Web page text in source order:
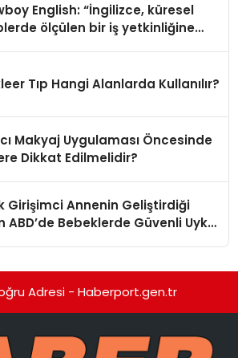
English: “İngilizce, küresel
ölçülen bir iş yetkinliğine
Tıp Hangi Alanlarda Kullanılır?
Makyaj Uygulaması Öncesinde
Dikkat Edilmelidir?
Girişimci Annenin Geliştirdiği
ABD’de Bebeklerde Güvenli Uyku
Adresi - Haberport.gen.tr